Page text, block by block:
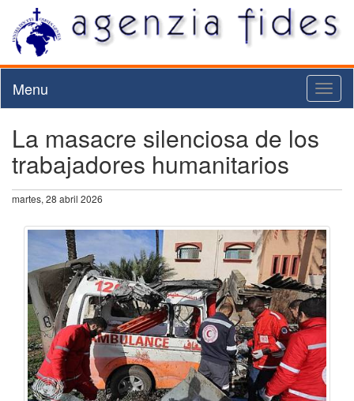
Menu
La masacre silenciosa de los
trabajadores humanitarios
martes, 28 abril 2026